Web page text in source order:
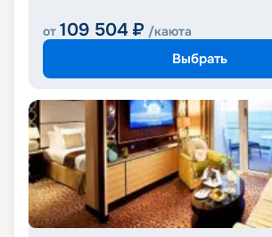
от 109 504 ₽ /каюта
Выбрать